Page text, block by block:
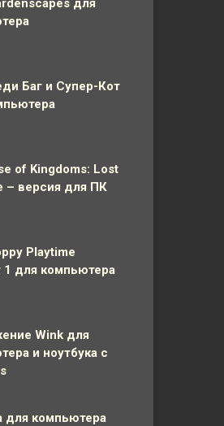
для
Баг и Супер-Кот
of Kingdoms: Lost
– версия для ПК
Playtime
1 для компьютера
Wink для
и ноутбука с
для компьютера